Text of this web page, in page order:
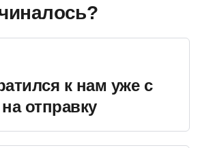
к нам уже с
отправку